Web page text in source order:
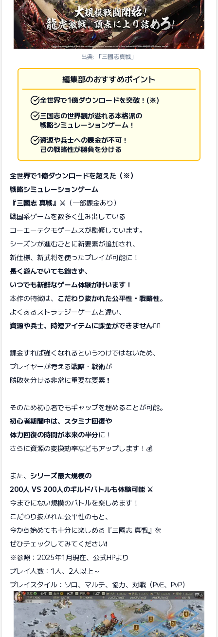
出典: 「三國志真戦」
編集部のおすすめポイント
全世界で1億ダウンロードを突破！(※)
三国志の世界観が溢れる本格派の
戦略シミュレーションゲーム！
資源や兵士への課金が不可！
己の戦略性が勝負を分ける
全世界で1億ダウンロードを超えた（※）
戦略シミュレーションゲーム
『三國志 真戦』⚔️ （一部課金あり）
戦国系ゲームを数多く生み出している
コーエーテクモゲームスが監修しています。
シーズンが進むごとに新要素が追加され、
新仕様、新武将を使ったプレイが可能に！
長く遊んでいても飽きず、
いつでも新鮮なゲーム体験が叶います！
本作の特徴は、 こだわり抜かれた公平性・戦略性。
よくあるストラテジーゲームと違い、
資源や兵士、時短アイテムに課金ができません🙅‍♀️
課金すれば強くなれるというわけではないため、
プレイヤーが考える戦略・戦術が
勝敗を分ける非常に重要な要素 ❗
そのため初心者でもギャップを埋めることが可能。
初心者期間中は、スタミナ回復や
体力回復の時間が本来の半分に！
さらに資源の変換効率などもアップします！💰
また、 シリーズ最大規模の
200人 VS 200人のギルドバトルも体験可能 ⚔️
今までにない規模のバトルを楽しめます！
こだわり抜かれた公平性のもと、
今から始めても十分に楽しめる『三國志 真戦』を
ぜひチェックしてみてください❗
※参照：2025年1月現在、公式HPより
プレイ人数：1人、2人以上～
プレイスタイル：ソロ、マルチ、協力、対戦（PvE、PvP）